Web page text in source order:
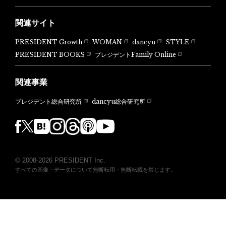
関連サイト
PRESIDENT Growth WOMAN dancyu
STYLE
PRESIDENT BOOKS
プレジデントFamily Online
関連事業
プレジデント総合研究所 dancyu総合研究所
© 2008-2026 PRESIDENT Inc.
すべての画像・データについて無断転用・無断転載を禁じます。